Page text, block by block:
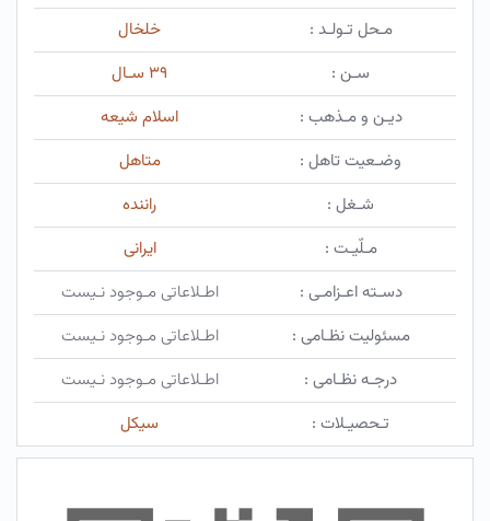
مـحل تـولـد :
خلخال
سـن :
۳۹ سـال
دیـن و مـذهب :
اسلام شیعه
وضـعیت تاهل :
متاهل
شـغل :
راننده
مـلّیـت :
ایرانی
دسـته اعـزامـی :
اطـلاعاتی مـوجود نـیست
مسئولیت نظـامی :
اطـلاعاتی مـوجود نـیست
درجـه نظـامی :
اطـلاعاتی مـوجود نـیست
تـحصیـلات :
سیکل